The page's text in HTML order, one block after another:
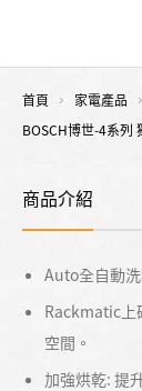
首頁 家電產品
BOSCH博世-4系列
商品介紹
Auto全自動
Rackmatic上
空間。
加強烘乾: 提